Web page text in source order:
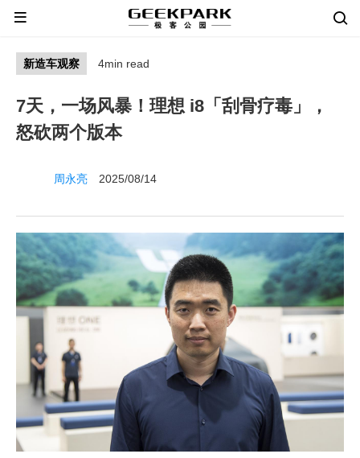
新造车观察 4min read
7天，一场风暴！理想 i8「刮骨疗毒」，
怒砍两个版本
周永亮 2025/08/14